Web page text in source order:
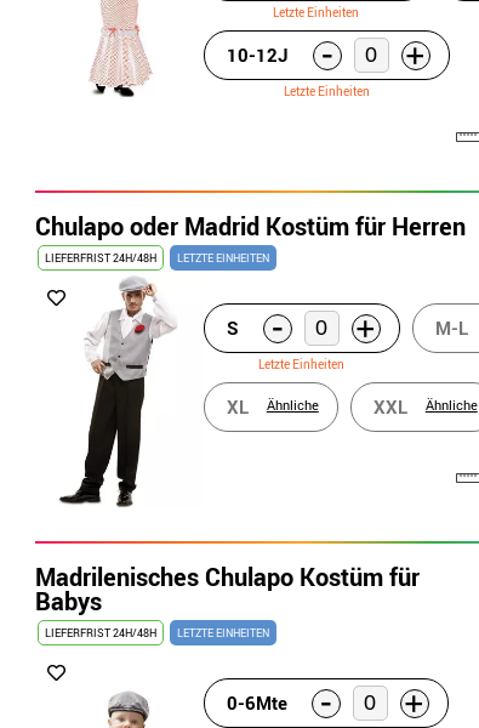
Letzte Einheiten
10-12J - +
Letzte Einheiten
Chulapo oder Madrid Kostüm für Herren
LIEFERFRIST 24H/48H LETZTE EINHEITEN
S - +
Letzte Einheiten
M-L
XL Ähnliche XXL Ähnliche
Madrilenisches Chulapo Kostüm für
Babys
LIEFERFRIST 24H/48H LETZTE EINHEITEN
0-6Mte - +